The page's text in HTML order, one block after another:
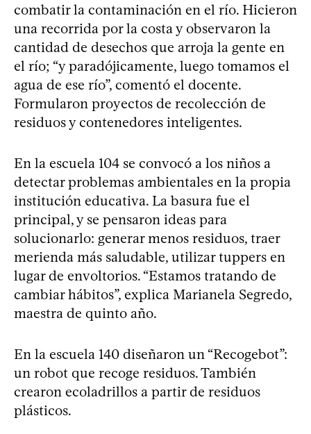
combatir la contaminación en el río. Hicieron
una recorrida por la costa y observaron la
cantidad de desechos que arroja la gente en
el río; “y paradójicamente, luego tomamos el
agua de ese río”, comentó el docente.
Formularon proyectos de recolección de
residuos y contenedores inteligentes.
En la escuela 104 se convocó a los niños a
detectar problemas ambientales en la propia
institución educativa. La basura fue el
principal, y se pensaron ideas para
solucionarlo: generar menos residuos, traer
merienda más saludable, utilizar tuppers en
lugar de envoltorios. “Estamos tratando de
cambiar hábitos”, explica Marianela Segredo,
maestra de quinto año.
En la escuela 140 diseñaron un “Recogebot”:
un robot que recoge residuos. También
crearon ecoladrillos a partir de residuos
plásticos.